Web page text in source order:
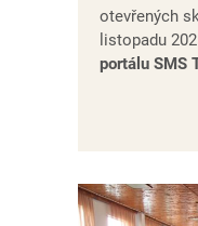
otevřených
listopadu
portálu SMS